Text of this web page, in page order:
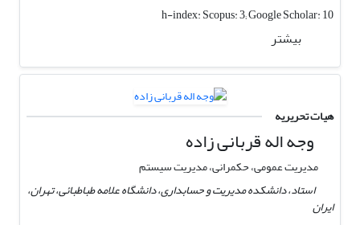
h-index:Scopus: 3; Google Scholar: 10
بیشتر
هیات تحریریه
وجه اله قربانی زاده
مدیریت عمومی، حکمرانی، مدیریت سیستم
استاد، دانشکده مدیریت و حسابداری، دانشگاه علامه طباطبائی، تهران،
ایران